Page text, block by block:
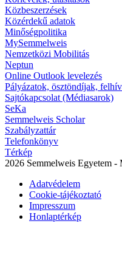
Közbeszerzések
Közérdekű adatok
Minőségpolitika
MySemmelweis
Nemzetközi Mobilitás
Neptun
Online Outlook levelezés
Pályázatok, ösztöndíjak,
Sajtókapcsolat (Médiasarok)
SeKa
Semmelweis Scholar
Szabályzattár
Telefonkönyv
Térkép
2026 Semmelweis Egyetem -
Adatvédelem
Cookie-tájékoztató
Impresszum
Honlaptérkép